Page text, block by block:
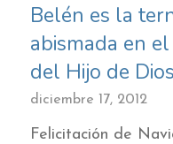
Belén es la
abismada en
del Hijo de Dios
diciembre 17, 2012
Felicitación de